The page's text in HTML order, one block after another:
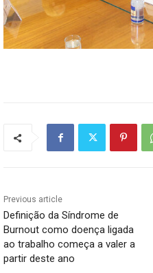
Previous article
Definição da Síndrome de
Burnout como doença ligada
ao trabalho começa a valer a
partir deste ano